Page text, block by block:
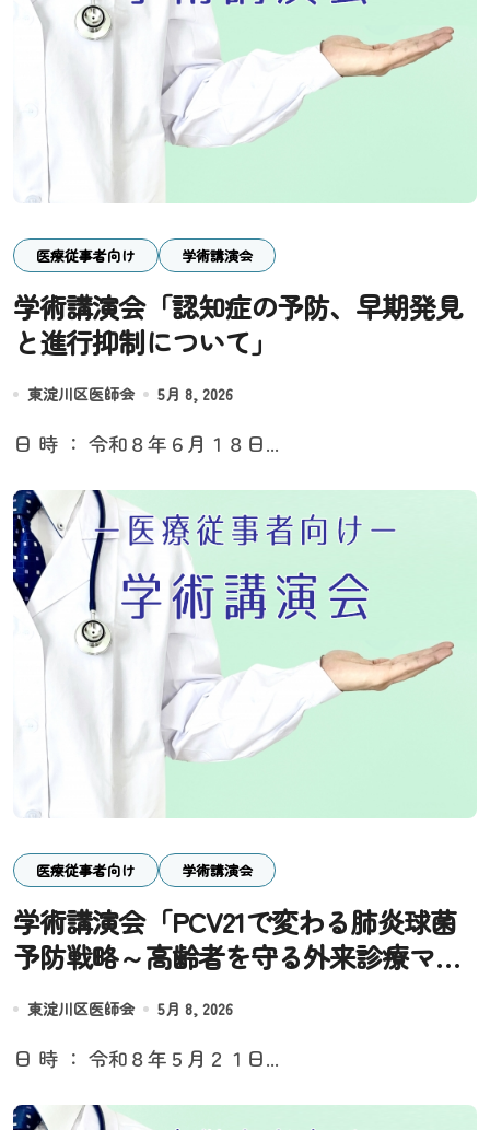
医療従事者向け 学術講演会
学術講演会「認知症の予防、早期発見
と進行抑制について」
東淀川区医師会 5月 8, 2026
日 時 ： 令和８年６月１８日...
医療従事者向け 学術講演会
学術講演会「PCV21で変わる肺炎球菌
予防戦略～高齢者を守る外来診療マネ
ジメント～」
東淀川区医師会 5月 8, 2026
日 時 ： 令和８年５月２１日...